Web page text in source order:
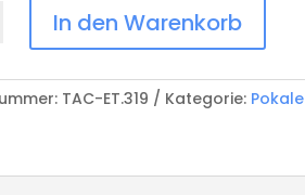
In den Warenkorb
TAC-ET.319 Kategorie: Pokale